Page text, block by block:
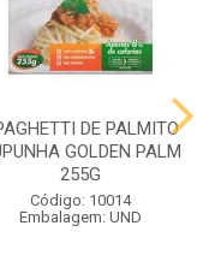
DE PALMITO
GOLDEN PALM
255G
Código: 10014
Embalagem: UND